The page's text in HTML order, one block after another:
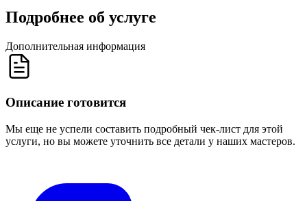
Подробнее об услуге
Дополнительная информация
Описание готовится
Мы еще не успели составить подробный чек-лист для этой
услуги, но вы можете уточнить все детали у наших мастеров.